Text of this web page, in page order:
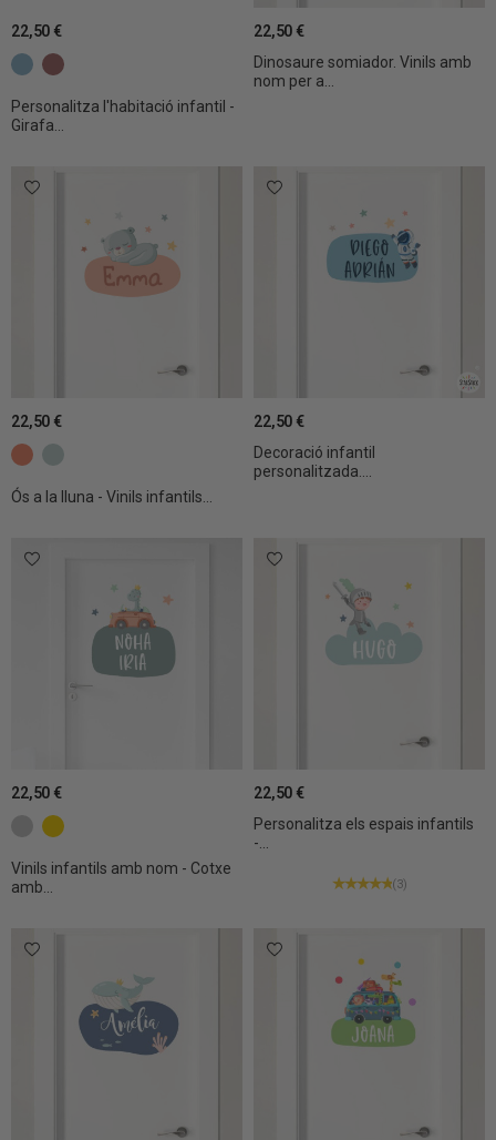
Personalitza l'habitació infantil -
Girafa...
22,50 €
c19 Blau gris
C26 Teula fosc
Dinosaure somiador. Vinils amb
nom per a...
22,50 €
Ós a la lluna - Vinils infantils...
22,50 €
c24 Mandarina
c37 Aquamarina clar
Decoració infantil
personalitzada....
22,50 €
Vinils infantils amb nom - Cotxe
amb...
22,50 €
c3 Gris clar
c22 Groc
Personalitza els espais infantils
-...
22,50 €
(3)